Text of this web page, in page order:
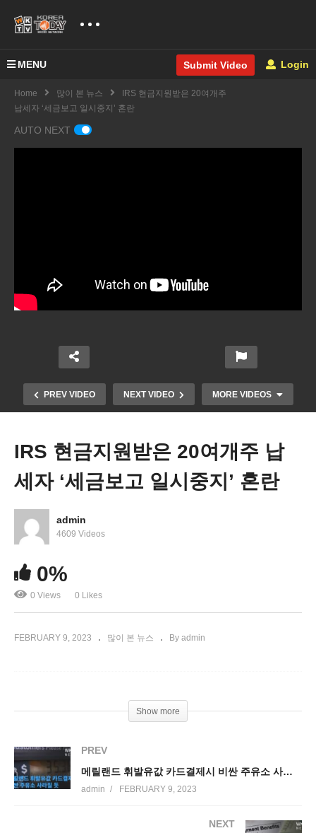
MENU Submit Video Login
Home 많이 본 뉴스
IRS 현금지원받은 20여개주
납세자 ‘세금보고 일시중지’ 혼란
AUTO NEXT
PREV VIDEO NEXT VIDEO MORE VIDEOS
었다
IRS 현금지원받은 20여개주 납
세자 ‘세금보고 일시중지’ 혼란
admin
4609 Videos
0%
0 Views 0 Likes
FEBRUARY 9, 2023 많이 본 뉴스 By admin
Show more
PREV
메릴랜드 휘발유값 카드결제시 비싼 주유소 사라질 듯
admin FEBRUARY 9, 2023
NEXT